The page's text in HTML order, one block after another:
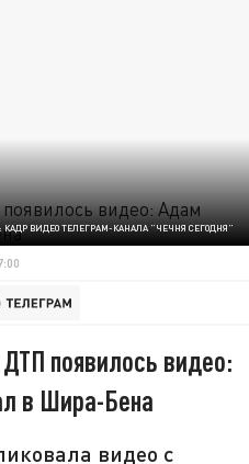
КАДР ВИДЕО ТЕЛЕГРАМ-КАНАЛА "ЧЕЧНЯ СЕГОДНЯ"
появилось видео:
в Шира-Бена
видео с